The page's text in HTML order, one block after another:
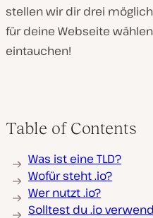
stellen wir dir drei
für deine Webseite
eintauchen!
Table of Contents
Was ist eine TLD?
Wofür steht .io?
Wer nutzt .io?
Solltest du .io